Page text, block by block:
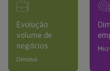
Evolução
volume de
negócios
Diminui